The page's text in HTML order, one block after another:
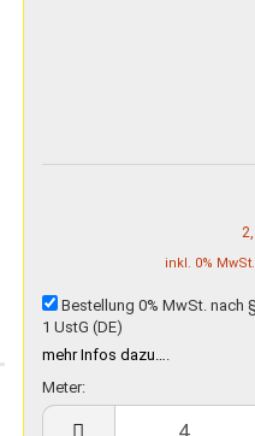
inkl. 0%
Bestellung 0% MwSt. nach
1 UstG (DE)
mehr Infos dazu…
Meter:
Meter